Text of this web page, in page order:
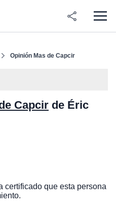
Opinión Mas de Capcir
Capcir de Éric
certificado que esta persona